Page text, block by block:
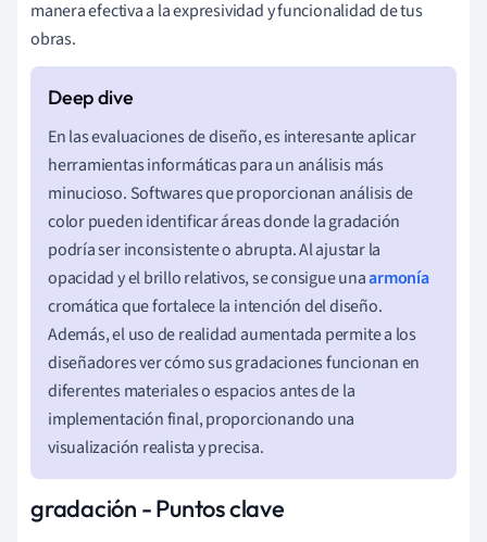
manera efectiva a la expresividad y funcionalidad de tus
obras.
En las evaluaciones de diseño, es interesante aplicar
herramientas informáticas para un análisis más
minucioso. Softwares que proporcionan análisis de
color pueden identificar áreas donde la gradación
podría ser inconsistente o abrupta. Al ajustar la
opacidad y el brillo relativos, se consigue unaarmonía
cromática que fortalece la intención del diseño.
Además, el uso de realidad aumentada permite a los
diseñadores ver cómo sus gradaciones funcionan en
diferentes materiales o espacios antes de la
implementación final, proporcionando una
visualización realista y precisa.
gradación - Puntos clave